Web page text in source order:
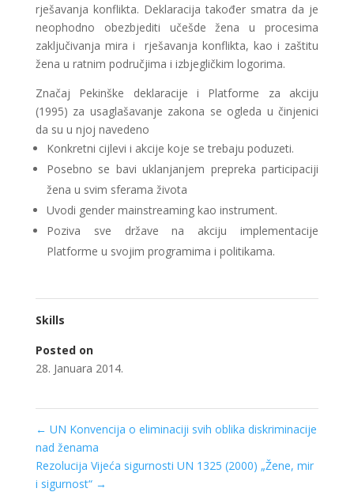
rješavanja konflikta. Deklaracija također smatra da je
neophodno obezbjediti učešde žena u procesima
zaključivanja mira i rješavanja konflikta, kao i zaštitu
žena u ratnim područjima i izbjegličkim logorima.
Značaj Pekinške deklaracije i Platforme za akciju
(1995) za usaglašavanje zakona se ogleda u činjenici
da su u njoj navedeno
Konkretni cijlevi i akcije koje se trebaju poduzeti.
Posebno se bavi uklanjanjem prepreka participaciji
žena u svim sferama života
Uvodi gender mainstreaming kao instrument.
Poziva sve države na akciju implementacije
Platforme u svojim programima i politikama.
Skills
Posted on
28. Januara 2014.
← UN Konvencija o eliminaciji svih oblika diskriminacije
nad ženama
Rezolucija Vijeća sigurnosti UN 1325 (2000) „Žene, mir
i sigurnost“ →